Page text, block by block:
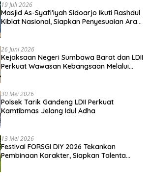
19 Juli 2026
Masjid As-Syafi’iyah Sidoarjo Ikuti Rashdul
Kiblat Nasional, Siapkan Penyesuaian Arah
26 Juni 2026
Kejaksaan Negeri Sumbawa Barat dan LDII
Perkuat Wawasan Kebangsaan Melalui
30 Mei 2026
Polsek Tarik Gandeng LDII Perkuat
Kamtibmas Jelang Idul Adha
13 Mei 2026
Festival FORSGI DIY 2026 Tekankan
Pembinaan Karakter, Siapkan Talenta